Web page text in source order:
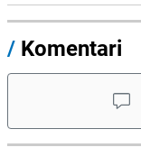
/ Komentari